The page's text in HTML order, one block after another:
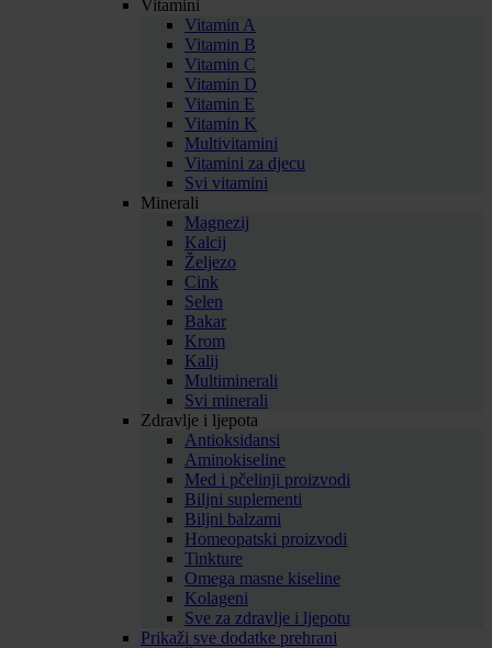
Vitamini
Vitamin A
Vitamin B
Vitamin C
Vitamin D
Vitamin E
Vitamin K
Multivitamini
Vitamini za djecu
Svi vitamini
Minerali
Magnezij
Kalcij
Željezo
Cink
Selen
Bakar
Krom
Kalij
Multiminerali
Svi minerali
Zdravlje i ljepota
Antioksidansi
Aminokiseline
Med i pčelinji proizvodi
Biljni suplementi
Biljni balzami
Homeopatski proizvodi
Tinkture
Omega masne kiseline
Kolageni
Sve za zdravlje i ljepotu
Prikaži sve dodatke prehrani